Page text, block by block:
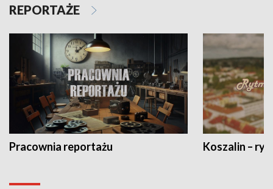
REPORTAŻE
Pracownia reportażu Koszalin –